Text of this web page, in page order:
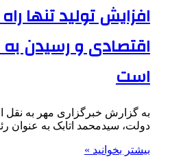
افزایش تولید تنها
اقتصادی و رسیدن
است
به گزارش خبرگزاری مهر به نقل
دولت، سیدمحمد اتابک به عنوان
بیشتر بخوانید »